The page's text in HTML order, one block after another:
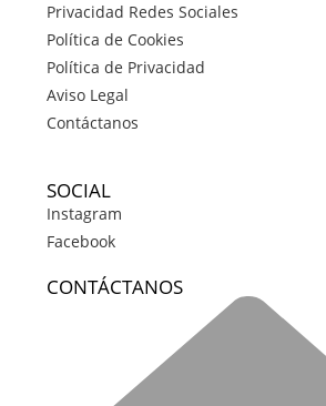
Privacidad Redes Sociales
Política de Cookies
Política de Privacidad
Aviso Legal
Contáctanos
SOCIAL
Instagram
Facebook
CONTÁCTANOS